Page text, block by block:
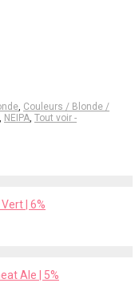
, Couleurs / Blonde /
, NEIPA, Tout voir -
| 6%
Ale | 5%